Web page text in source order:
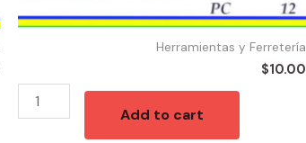
Herramientas y Ferretería
$10.00
Add to cart